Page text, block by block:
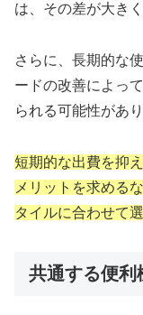
は、その差が大き
さらに、長期的な
ードの改善によっ
られる可能性があり
短期的な出費を抑
メリットを求める
タイルに合わせて
共通する便利